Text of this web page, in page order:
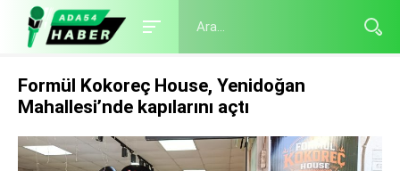
Formül Kokoreç House, Yenidoğan
Mahallesi’nde kapılarını açtı